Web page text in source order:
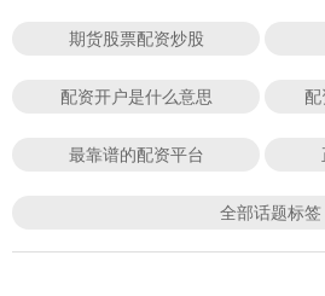
期货股票配资炒股
配资开户是什么意思
最靠谱的配资平台
全部话题标签